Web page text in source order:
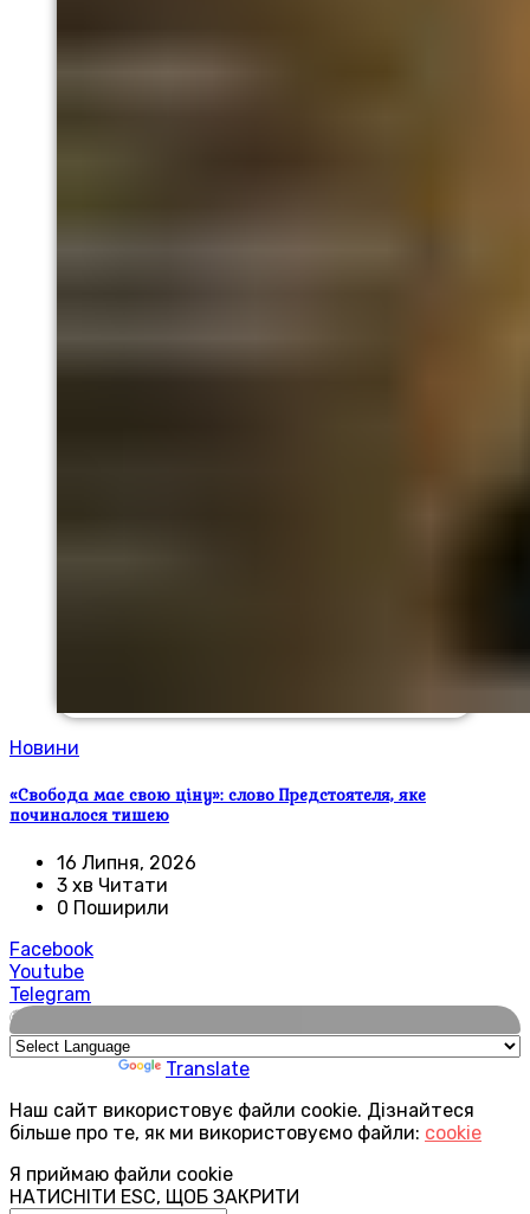
Новини
«Свобода має свою ціну»: слово Предстоятеля, яке
починалося тишею
16 Липня, 2026
3 хв Читати
0 Поширили
Facebook
Youtube
Telegram
🌍
Translate
Наш сайт використовує файли cookie. Дізнайтеся
більше про те, як ми використовуємо файли: cookie
Я приймаю файли cookie
НАТИСНІТИ ESC, ЩОБ ЗАКРИТИ